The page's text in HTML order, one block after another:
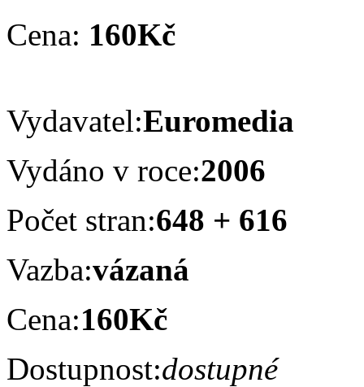
Cena: 160Kč
Vydavatel:Euromedia
Vydáno v roce:2006
Počet stran:648 + 616
Vazba:vázaná
Cena:160Kč
Dostupnost:dostupné